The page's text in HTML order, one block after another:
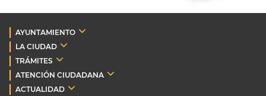
AYUNTAMIENTO
LA CIUDAD
TRÁMITES
ATENCIÓN CIUDADANA
ACTUALIDAD